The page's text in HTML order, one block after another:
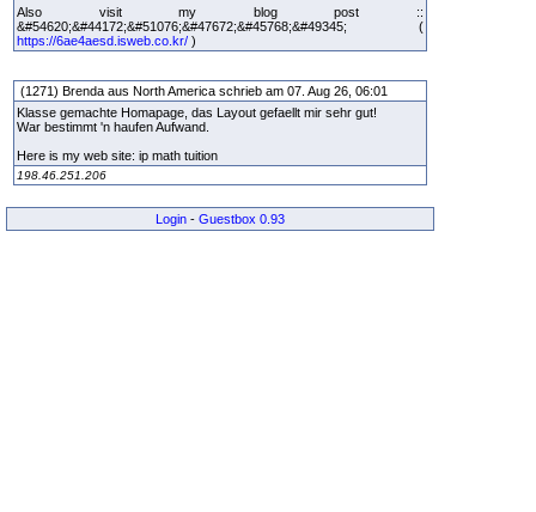
Also visit my blog post ::
&#54620;&#44172;&#51076;&#47672;&#45768;&#49345; (
https://6ae4aesd.isweb.co.kr/ )
(1271) Brenda aus North America schrieb am 07. Aug 26, 06:01
Klasse gemachte Homapage, das Layout gefaellt mir sehr gut!
War bestimmt 'n haufen Aufwand.
Here is my web site: ip math tuition
198.46.251.206
Login - Guestbox 0.93